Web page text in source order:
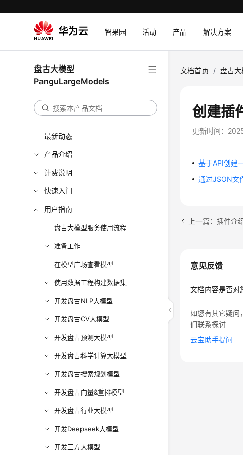
智果园 活动 产品 解决方案
盘古大模型
PanguLargeModels
最新动态
产品介绍
计费说明
快速入门
用户指南
盘古大模型服务使用流程
准备工作
在模型广场查看模型
使用数据工程构建数据集
开发盘古NLP大模型
开发盘古CV大模型
开发盘古预测大模型
开发盘古科学计算大模型
开发盘古搜索规划模型
开发盘古向量&重排模型
开发盘古行业大模型
开发Deepseek大模型
开发三方大模型
文档首页 / 盘古
创建插
更新时间：
基于API创建
通过JSON文
上一篇：插件介
意见反馈
文档内容是否对
如您有其它疑问
们联系探讨
云宝助手提问